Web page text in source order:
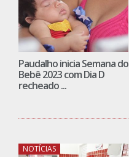
Paudalho inicia Semana do
Bebê 2023 com Dia D
recheado ...
NOTÍCIAS